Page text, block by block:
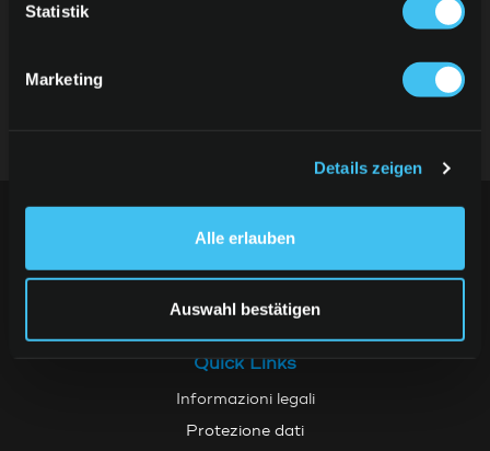
Statistik
Marketing
Details zeigen
Alle erlauben
Auswahl bestätigen
+41 61 467 20 20
support.cards@kkiosk.ch
Quick Links
Informazioni legali
Protezione dati